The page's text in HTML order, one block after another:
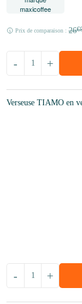
Prix de comparaison : 26
+
-
Verseuse TIAMO en
+
-